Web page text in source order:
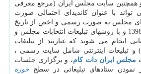
همچنین سایت مجلس ایران (مرجع معرفی
تواند با عنوان کاندیدای احتمالی صورت
مجلس به صورت رسمی و اخص از تاریخ
23 لغایت 30 بهمن ماه 1398 و با روشهای تبلیغات انتخابات مجلس و
انجام می شوند که عبارتند از تبلیغات
و تبلیغات اینترنتی شامل سایت رسمی ،
مجلس ایران دات کام، و برگزاری جلسات
ستادهای تبلیغاتی در سطح حوزه